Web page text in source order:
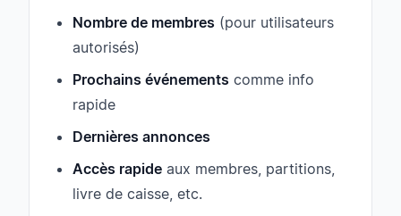
Nombre de membres (pour utilisateurs
autorisés)
Prochains événements comme info
rapide
Dernières annonces
Accès rapide aux membres, partitions,
livre de caisse, etc.